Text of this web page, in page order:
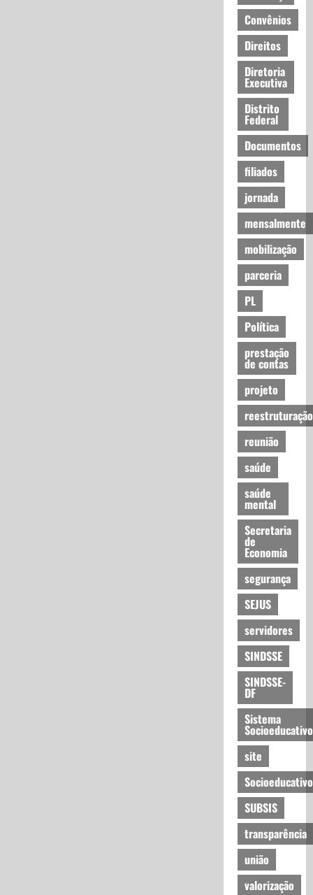
Convênios
Direitos
Diretoria
Executiva
Distrito
Federal
Documentos
filiados
jornada
mensalmente
mobilização
parceria
PL
Política
prestação
de contas
projeto
reestruturação
reunião
saúde
saúde
mental
Secretaria
de
Economia
segurança
SEJUS
servidores
SINDSSE
SINDSSE-
DF
Sistema
Socioeducativo
site
Socioeducativo
SUBSIS
transparência
união
valorização